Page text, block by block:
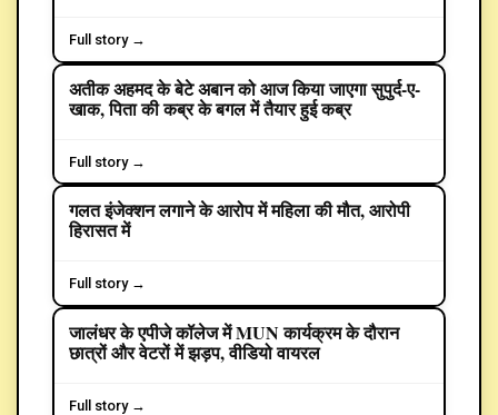
Full story →
CRIME
अतीक अहमद के बेटे अबान को आज किया जाएगा सुपुर्द-ए-
खाक, पिता की कब्र के बगल में तैयार हुई कब्र
Full story →
CRIME
गलत इंजेक्शन लगाने के आरोप में महिला की मौत, आरोपी
हिरासत में
Full story →
EDUCATION
जालंधर के एपीजे कॉलेज में MUN कार्यक्रम के दौरान
छात्रों और वेटरों में झड़प, वीडियो वायरल
Full story →